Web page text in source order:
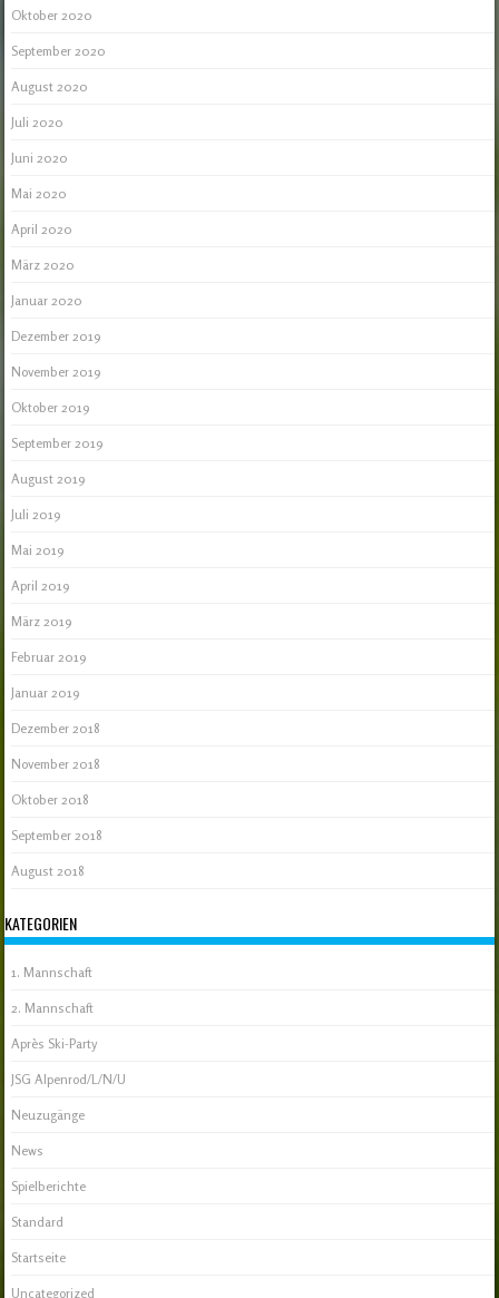
Oktober 2020
September 2020
August 2020
Juli 2020
Juni 2020
Mai 2020
April 2020
März 2020
Januar 2020
Dezember 2019
November 2019
Oktober 2019
September 2019
August 2019
Juli 2019
Mai 2019
April 2019
März 2019
Februar 2019
Januar 2019
Dezember 2018
November 2018
Oktober 2018
September 2018
August 2018
KATEGORIEN
1. Mannschaft
2. Mannschaft
Après Ski-Party
JSG Alpenrod/L/N/U
Neuzugänge
News
Spielberichte
Standard
Startseite
Uncategorized